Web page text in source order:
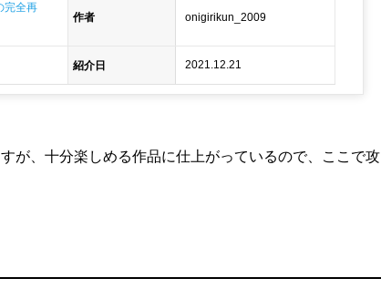
完全再
作者 onigirikun_2009
紹介日 2021.12.21
が、十分楽しめる作品に仕上がっているので、ここで攻